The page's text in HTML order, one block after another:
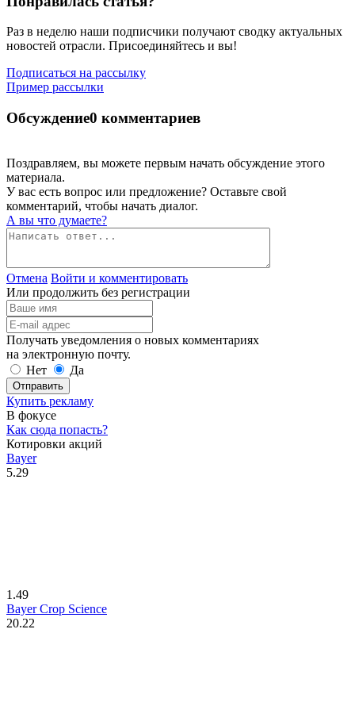
Раз в неделю наши подписчики получают сводку актуальных
новостей отрасли. Присоединяйтесь и вы!
Подписаться на рассылку
Пример рассылки
Обсуждение0 комментариев
Поздравляем, вы можете первым начать обсуждение этого
материала.
У вас есть вопрос или предложение? Оставьте свой
комментарий, чтобы начать диалог.
А вы что думаете?
Отмена Войти и комментировать
Или продолжить без регистрации
Получать уведомления о новых комментариях
на электронную почту.
Нет
Да
Отправить
Купить рекламу
В фокусе
Как сюда попасть?
Котировки акций
Bayer
5.29
1.49
Bayer Crop Science
20.22